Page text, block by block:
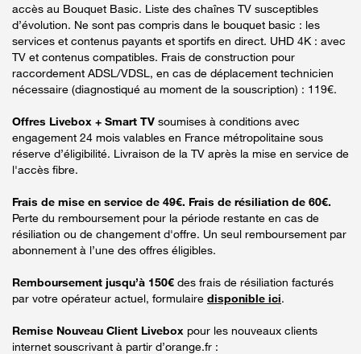
accès au Bouquet Basic. Liste des chaînes TV susceptibles
d’évolution. Ne sont pas compris dans le bouquet basic : les
services et contenus payants et sportifs en direct. UHD 4K : avec
TV et contenus compatibles. Frais de construction pour
raccordement ADSL/VDSL, en cas de déplacement technicien
nécessaire (diagnostiqué au moment de la souscription) : 119€.
Offres Livebox + Smart TV soumises à conditions avec
engagement 24 mois valables en France métropolitaine sous
réserve d’éligibilité. Livraison de la TV après la mise en service de
l'accès fibre.
Frais de mise en service de 49€. Frais de résiliation de 60€.
Perte du remboursement pour la période restante en cas de
résiliation ou de changement d'offre. Un seul remboursement par
abonnement à l’une des offres éligibles.
Remboursement jusqu’à 150€ des frais de résiliation facturés
par votre opérateur actuel, formulaire disponible ici.
Remise Nouveau Client Livebox pour les nouveaux clients
internet souscrivant à partir d’orange.fr :